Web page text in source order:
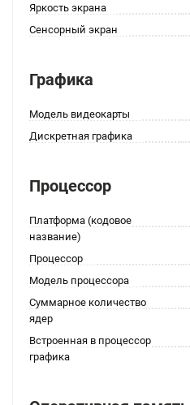
Яркость экрана
Сенсорный экран
Графика
Модель видеокарты
Дискретная графика
Процессор
Платформа (кодовое
название)
Процессор
Модель процессора
Суммарное количество
ядер
Встроенная в процессор
графика